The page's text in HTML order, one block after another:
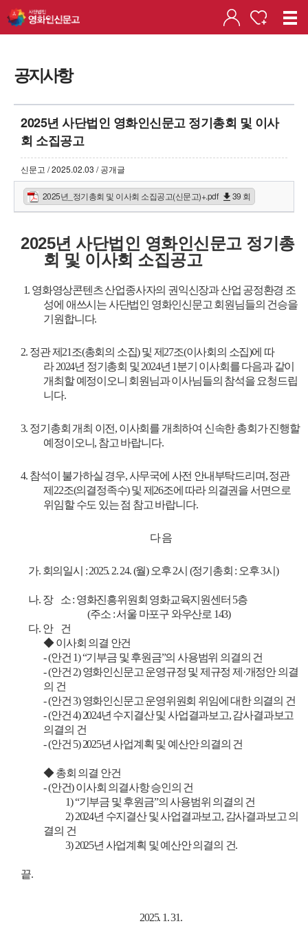
공지사항
2025년 사단법인 영화인신문고 정기총회 및 이사
회 소집공고
신문고 / 2025.02.03 / 공개글
2025년_정기총회 및 이사회 소집공고(신문고)+.pdf 39 회
2025년 사단법인 영화인신문고 정기총
회 및 이사회 소집공고
1. 영화영상콘텐츠 산업종사자의 권익신장과 산업 공정환경 조
성에 애쓰시는 사단법인 영화인신문고 회원님들의 건승을
기원합니다.
2. 정관 제 21조(총회의 소집)및 제 27조(이사회의 소집)에 따
라2024년 정기총회 및 2024년 1분기 이사회를 다음과 같이
개최할 예정이오니 회원님과 이사님들의 참석을 요청드립
니다.
3. 정기총회 개최 이전, 이사회를 개최하여 신속한 총회가 진행할
예정이오니 , 참고 바랍니다.
4. 참석이 불가하실 경우,사무국에 사전 안내부탁드리며,정관
제 22조(의결정족수)및 제 26조에 따라 의결권을 서면으로
위임할 수도 있는 점 참고 바랍니다.
다 음
가. 회의일시 : 2025. 2. 24. (월) 오후 2시 (정기총회 : 오후 3시)
나. 장 소 : 영화진흥위원회 영화교육지원센터 5층
(주소 : 서울 마포구 와우산로 143)
다. 안 건
◆ 이사회 의결 안건
- (안건 1) “기부금 및 후원금”의 사용범위 의결의 건
- (안건 2) 영화인신문고 운영규정 및 제규정 제·개정안 의결
의 건
- (안건 3) 영화인신문고 운영위원회 위임에 대한 의결의 건
- (안건 4) 2024년 수지결산 및 사업결과보고, 감사결과보고
의결의 건
- (안건 5) 2025년 사업계획 및 예산안 의결의 건
◆ 총회 의결 안건
- (안건) 이사회 의결사항 승인의 건
1) “기부금 및 후원금”의 사용범위 의결의 건
2) 2024년 수지결산 및 사업결과보고, 감사결과보고 의
결의 건
3) 2025년 사업계획 및 예산안 의결의 건.
끝.
2025. 1. 31.